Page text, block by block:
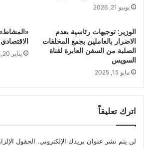
يونيو 21, 2026
الوزير: توجيهات رئاسية بعدم
الاضرار بالعاملين بجمع المخلفات
الصلبة من السفن العابرة لقناة
السويس
مايو 15, 2025
الاقتصادي
يناير 20, 2025
اترك تعليقاً
لن يتم نشر عنوان بريدك الإلكتروني. الحقول